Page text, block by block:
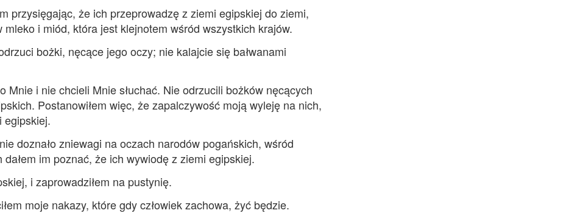
przysięgając, że ich przeprowadzę z ziemi egipskiej do ziemi,
mleko i miód, która jest klejnotem wśród wszystkich krajów.
bożki, nęcące jego oczy; nie kalajcie się bałwanami
Mnie i nie chcieli Mnie słuchać. Nie odrzucili bożków nęcących
Postanowiłem więc, że zapalczywość moją wyleję na nich,
egipskiej.
doznało zniewagi na oczach narodów pogańskich, wśród
im poznać, że ich wywiodę z ziemi egipskiej.
i zaprowadziłem na pustynię.
moje nakazy, które gdy człowiek zachowa, żyć będzie.